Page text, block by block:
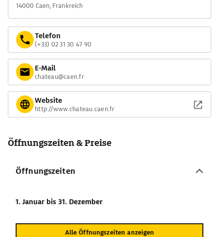
14000 Caen, Frankreich
Telefon
(+33) 02 31 30 47 90
E-Mail
chateau@caen.fr
Website
http://www.chateau.caen.fr
Öffnungszeiten & Preise
Öffnungszeiten
1. Januar bis 31. Dezember
Alle Öffnungszeiten anzeigen